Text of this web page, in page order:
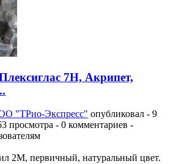
7Н, Акрипет,
"ТРио-Экспресс" опубликовал - 9
просмотра - 0 комментариев -
2М, первичный, натуральный цвет.